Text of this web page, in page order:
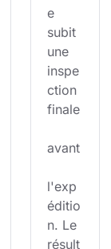
e
subit
une
inspe
ction
finale
avant
l'exp
éditio
n. Le
résult